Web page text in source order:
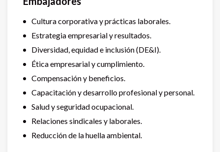
Cultura corporativa y prácticas laborales.
Estrategia empresarial y resultados.
Diversidad, equidad e inclusión (DE&I).
Ética empresarial y cumplimiento.
Compensación y beneficios.
Capacitación y desarrollo profesional y personal.
Salud y seguridad ocupacional.
Relaciones sindicales y laborales.
Reducción de la huella ambiental.